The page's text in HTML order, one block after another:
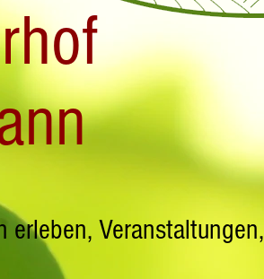
erleben, Veranstaltungen,